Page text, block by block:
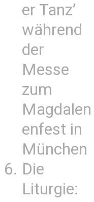
er Tanz’
während
der
Messe
zum
Magdalen
enfest in
München
Die
Liturgie: